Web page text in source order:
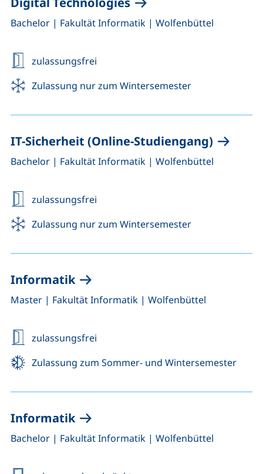
Bachelor, | Fakultät Informatik | Wolfenbüttel
zulassungsfrei
Zulassung nur zum Wintersemester
IT-Sicherheit (Online-Studiengang)
Bachelor, | Fakultät Informatik | Wolfenbüttel
zulassungsfrei
Zulassung nur zum Wintersemester
Informatik
Master, | Fakultät Informatik | Wolfenbüttel
zulassungsfrei
Zulassung zum Sommer- und Wintersemester
Informatik
Bachelor, | Fakultät Informatik | Wolfenbüttel